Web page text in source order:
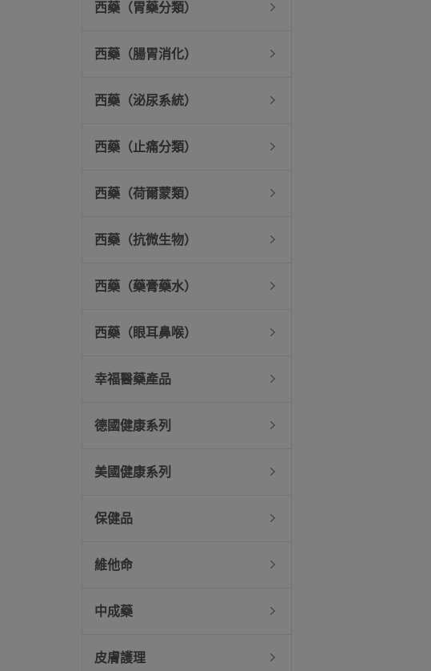
西藥（胃藥分類）
西藥（腸胃消化）
西藥（泌尿系統）
西藥（止痛分類）
西藥（荷爾蒙類）
西藥（抗微生物）
西藥（藥膏藥水）
西藥（眼耳鼻喉）
幸福醫藥產品
德國健康系列
美國健康系列
保健品
維他命
中成藥
皮膚護理